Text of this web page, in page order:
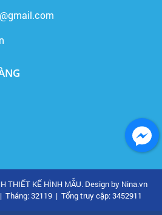
THIẾT KẾ HÌNH MẪU. Design by Nina.vn
| Tháng: 32119 | Tổng truy cập: 3452911